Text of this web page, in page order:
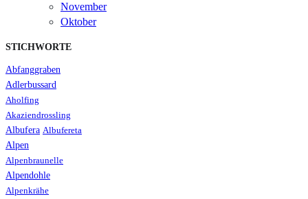
November
Oktober
STICHWORTE
Abfanggraben
Adlerbussard
Aholfing
Akaziendrossling
Albufera Albufereta
Alpen
Alpenbraunelle
Alpendohle
Alpenkrähe